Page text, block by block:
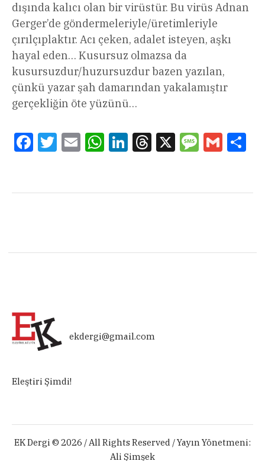
dışında kalıcı olan bir virüstür. Bu virüs Adnan
Gerger’de göndermeleriyle/üretimleriyle
çırılçıplaktır. Acı çeken, adalet isteyen, aşkı
hayal eden… Kusursuz olmazsa da
kusursuzdur/huzursuzdur bazen yazılan,
çünkü yazar şah damarından yakalamıştır
gerçekliğin öte yüzünü…
FacebookTwitterEmail WhatsAppLinkedInThreads
X Message
Gmail
ekdergi@gmail.com
Eleştiri Şimdi!
EK Dergi © 2026 / All Rights Reserved / Yayın Yönetmeni:
Ali Şimşek